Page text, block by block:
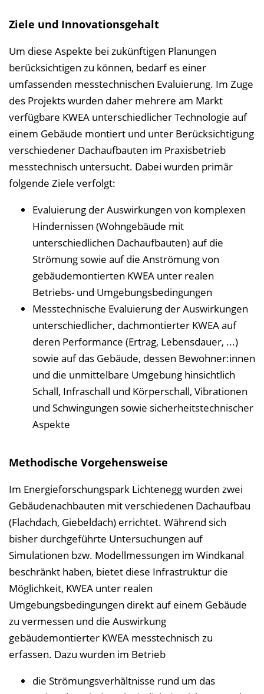
Ziele und Innovationsgehalt
Um diese Aspekte bei zukünftigen Planungen
berücksichtigen zu können, bedarf es einer
umfassenden messtechnischen Evaluierung. Im Zuge
des Projekts wurden daher mehrere am Markt
verfügbare KWEA unterschiedlicher Technologie auf
einem Gebäude montiert und unter Berücksichtigung
verschiedener Dachaufbauten im Praxisbetrieb
messtechnisch untersucht. Dabei wurden primär
folgende Ziele verfolgt:
Evaluierung der Auswirkungen von komplexen
Hindernissen (Wohngebäude mit
unterschiedlichen Dachaufbauten) auf die
Strömung sowie auf die Anströmung von
gebäudemontierten KWEA unter realen
Betriebs- und Umgebungsbedingungen
Messtechnische Evaluierung der Auswirkungen
unterschiedlicher, dachmontierter KWEA auf
deren Performance (Ertrag, Lebensdauer, ...)
sowie auf das Gebäude, dessen Bewohner:innen
und die unmittelbare Umgebung hinsichtlich
Schall, Infraschall und Körperschall, Vibrationen
und Schwingungen sowie sicherheitstechnischer
Aspekte
Methodische Vorgehensweise
Im Energieforschungspark Lichtenegg wurden zwei
Gebäudenachbauten mit verschiedenen Dachaufbau
(Flachdach, Giebeldach) errichtet. Während sich
bisher durchgeführte Untersuchungen auf
Simulationen bzw. Modellmessungen im Windkanal
beschränkt haben, bietet diese Infrastruktur die
Möglichkeit, KWEA unter realen
Umgebungsbedingungen direkt auf einem Gebäude
zu vermessen und die Auswirkung
gebäudemontierter KWEA messtechnisch zu
erfassen. Dazu wurden im Betrieb
die Strömungsverhältnisse rund um das